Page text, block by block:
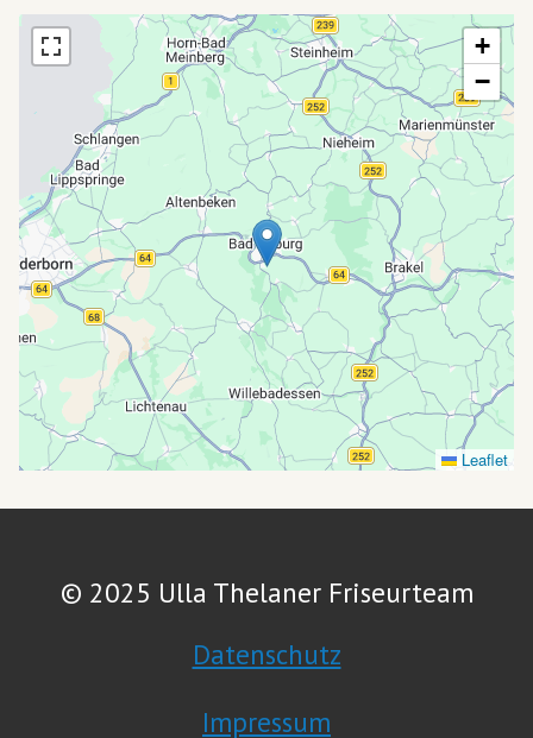
+
−
Leaflet
© 2025 Ulla Thelaner Friseurteam
Datenschutz
Impressum